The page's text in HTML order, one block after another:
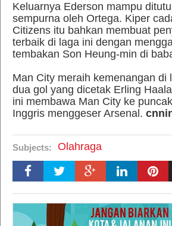
Keluarnya Ederson mampu
sempurna oleh Ortega. Kiper
Citizens itu bahkan membuat
terbaik di laga ini dengan
tembakan Son Heung-min di
Man City meraih kemenangan di
dua gol yang dicetak Erling
ini membawa Man City ke
Inggris menggeser Arsenal.
Subjects: Olahraga